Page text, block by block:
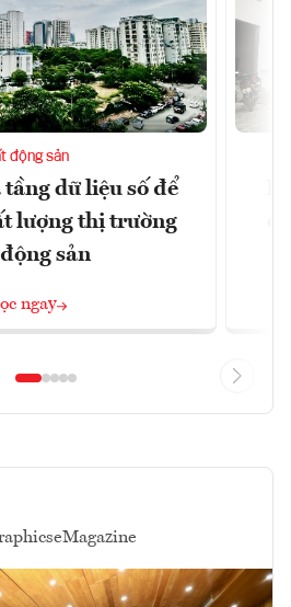
động sản
dữ liệu số để
lượng thị trường
sản
ngay
eMagazine